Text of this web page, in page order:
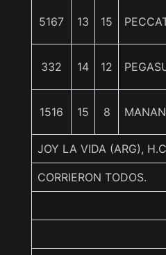
5167 13 15
332 14 12
1516 15 8
JOY LA VIDA (ARG),
CORRIERON TODOS.